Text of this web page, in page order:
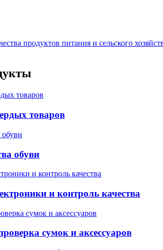
продуктов питания и сельского
товаров
обуви
и контроль качества
сумок и аксессуаров